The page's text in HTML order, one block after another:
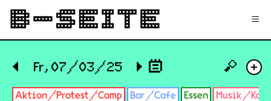
≡
◀ Fr, 07/03/25 ▶ +
🔎
Aktion/Protest/Camp Bar/Cafe Essen Musik/